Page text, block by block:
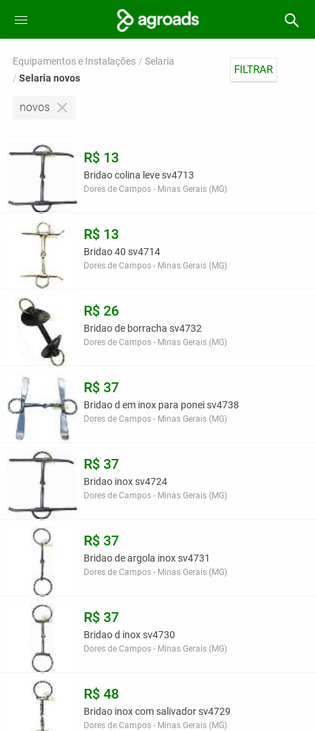
Equipamentos e Instalações
Selaria
Selaria novos
FILTRAR
novos
R$ 13
Bridao colina leve sv4713
Dores de Campos - Minas Gerais (MG)
R$ 13
Bridao 40 sv4714
Dores de Campos - Minas Gerais (MG)
R$ 26
Bridao de borracha sv4732
Dores de Campos - Minas Gerais (MG)
R$ 37
Bridao d em inox para ponei sv4738
Dores de Campos - Minas Gerais (MG)
R$ 37
Bridao inox sv4724
Dores de Campos - Minas Gerais (MG)
R$ 37
Bridao de argola inox sv4731
Dores de Campos - Minas Gerais (MG)
R$ 37
Bridao d inox sv4730
Dores de Campos - Minas Gerais (MG)
R$ 48
Bridao inox com salivador sv4729
Dores de Campos - Minas Gerais (MG)